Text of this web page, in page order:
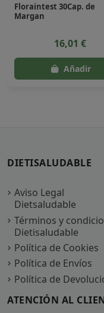
Floraintest 30Cap. de
Margan
16,01 €
DIETISALUDABLE
Aviso Legal
Dietsaludable
Términos y
Dietisaludable
Política de Cookies
Política de Envíos
Política de
ATENCIÓN AL